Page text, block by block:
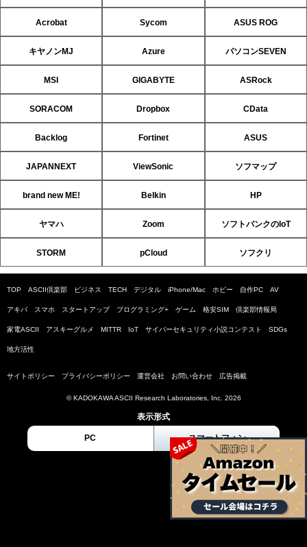
Acrobat Sycom ASUS ROG
キヤノンMJ Azure パソコンSEVEN
MSI GIGABYTE ASRock
SORACOM Dropbox CData
Backlog Fortinet ASUS
JAPANNEXT ViewSonic ソフマップ
brand new ME! Belkin HP
ヤマハ Zoom ソフトバンクのIoT
STORM pCloud ソフクリ
TOP ASCII倶楽部 ビジネス TECH デジタル iPhone/Mac ホビー 自作PC AV
アキバ スマホ スタートアップ プログラミング+ ゲーム 格安SIM 倶楽部情報局
家電ASCII アスキーグルメ MITTR IoT サイバーセキュリティ小説コンテスト SDGs
地方活性
サイトポリシー プライバシーポリシー 運営会社 お問い合わせ 広告掲載
© KADOKAWA ASCII Research Laboratories, Inc. 2026
表示形式
PC スマートフォン